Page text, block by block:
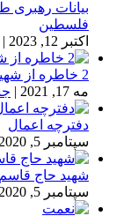
بیانات رهبری
فلسطین
اکتبر 12, 2023
|
2 خاطره از شهید مهدی زین الدین
مه 17, 2021
|
دفترچه اعمال
سپتامبر 5, 2020
شهید حاج قاسم
سپتامبر 5, 2020